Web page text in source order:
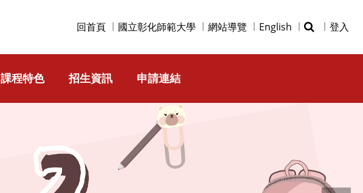
回首頁 國立彰化師範大學 網站導覽 English 登入
課程特色 招生資訊 申請連結